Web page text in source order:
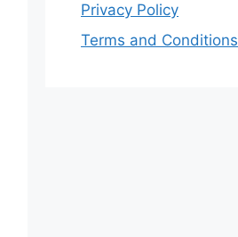
Privacy Policy
Terms and Conditions